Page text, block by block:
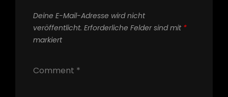
Deine E-Mail-Adresse wird nicht
veröffentlicht. Erforderliche Felder sind mit *
markiert